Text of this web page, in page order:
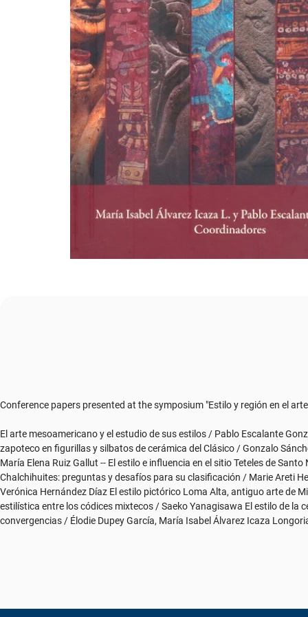
Conference papers presented at the symposium "Estilo y región en el
El arte mesoamericano y el estudio de sus estilos / Pablo Escalante
zapoteco en figurillas y silbatos de cerámica del Clásico / Gonzalo
María Elena Ruiz Gallut -- El estilo e influencia en el sitio Teteles de
Chalchihuites: preguntas y desafíos para su clasificación / Marie Areti
Verónica Hernández Díaz El estilo pictórico Loma Alta, antiguo arte de
estilística entre los códices mixtecos / Saeko Yanagisawa El estilo de la
convergencias / Élodie Dupey García, María Isabel Álvarez Icaza